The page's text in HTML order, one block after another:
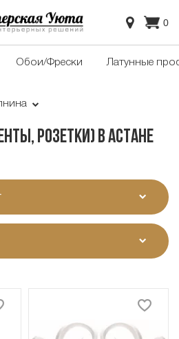
0
Обои/Фрески Латунные
розетки) в Астане